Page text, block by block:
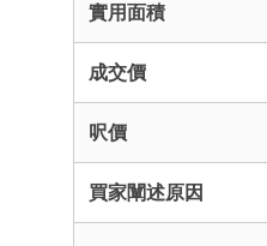
實用面積
成交價
呎價
買家闡述原因